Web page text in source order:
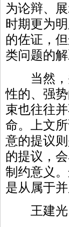
为论辩、
时期更为
的佐证，
类问题的
当然，并
性的、强
束也往往
命。上文
意的提议
的提议，
制约意义
是从属于
王建光